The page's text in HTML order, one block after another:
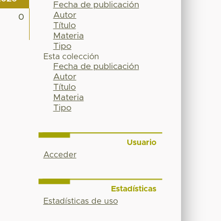
0
Fecha de publicación
Autor
Título
Materia
Tipo
Esta colección
Fecha de publicación
Autor
Título
Materia
Tipo
Usuario
Acceder
Estadísticas
Estadísticas de uso